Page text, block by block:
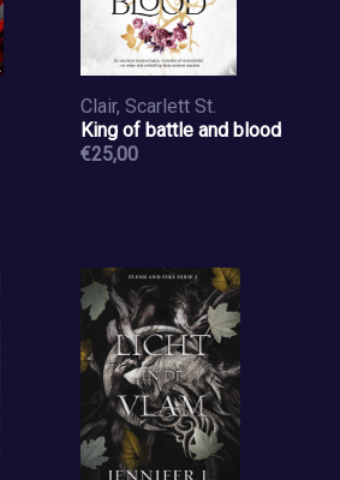
Clair, Scarlett St.
King of battle and blood
€25,00